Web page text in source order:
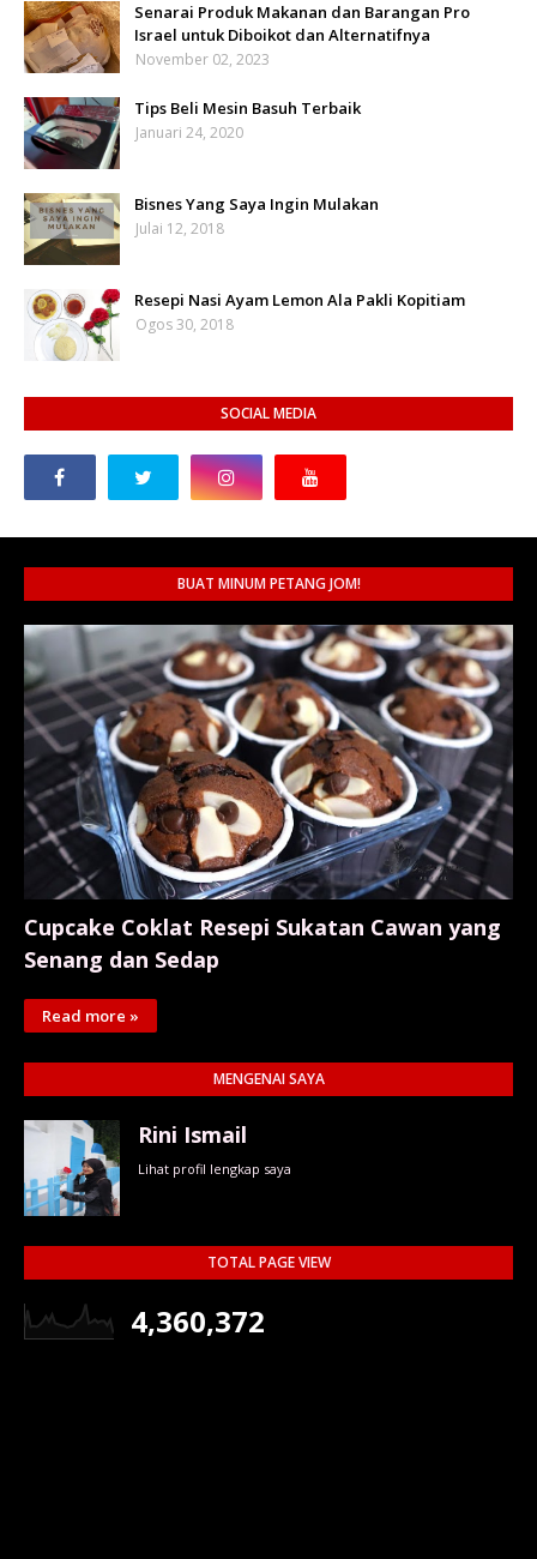
Senarai Produk Makanan dan Barangan Pro
Israel untuk Diboikot dan Alternatifnya
November 02, 2023
Tips Beli Mesin Basuh Terbaik
Januari 24, 2020
Bisnes Yang Saya Ingin Mulakan
Julai 12, 2018
Resepi Nasi Ayam Lemon Ala Pakli Kopitiam
Ogos 30, 2018
SOCIAL MEDIA
BUAT MINUM PETANG JOM!
Cupcake Coklat Resepi Sukatan Cawan yang
Senang dan Sedap
Read more »
MENGENAI SAYA
Rini Ismail
Lihat profil lengkap saya
TOTAL PAGE VIEW
4,360,372